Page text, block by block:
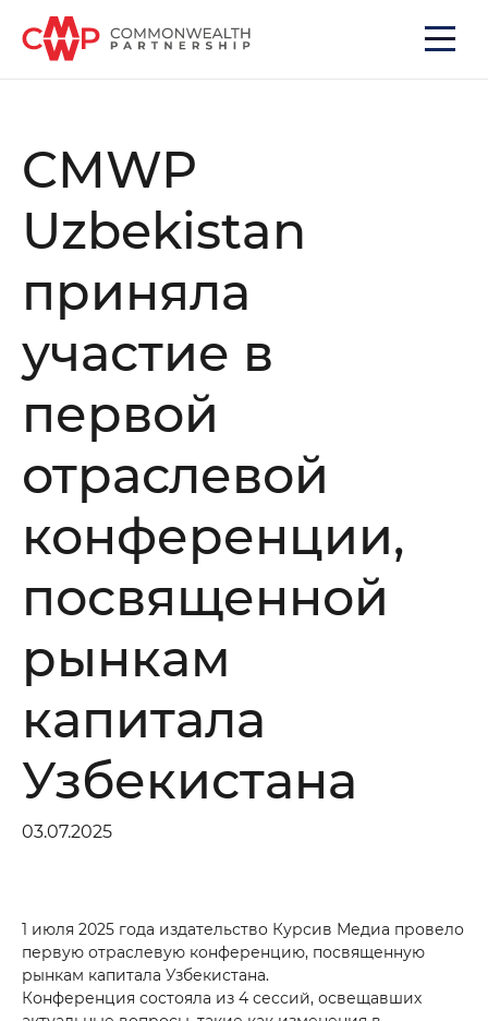
CMWP
Uzbekistan
приняла
участие в
первой
отраслевой
конференции,
посвященной
рынкам
капитала
Узбекистана
03.07.2025
1 июля 2025 года издательство Курсив Медиа провело
первую отраслевую конференцию, посвященную
рынкам капитала Узбекистана.
Конференция состояла из 4 сессий, освещавших
Do you want to get a consultation?
Your Name*
Phone number
Your massage
SEND